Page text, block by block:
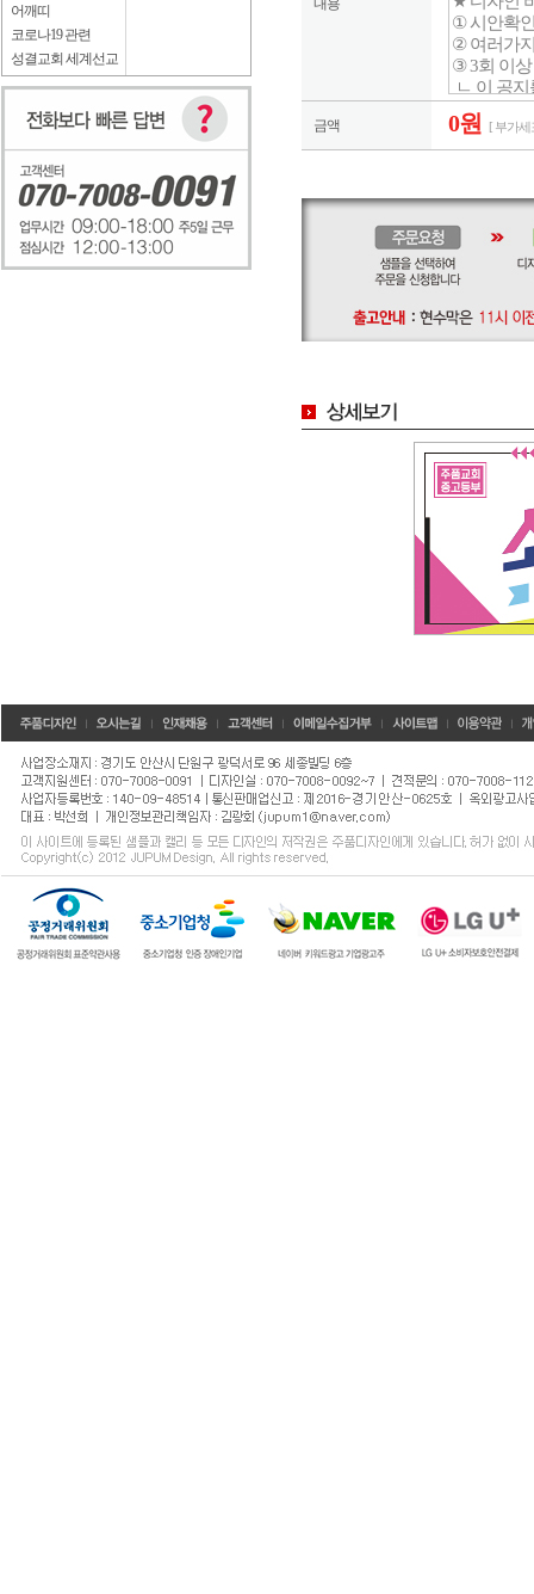
어깨띠
코로나19 관련
성결교회 세계선교
내용
금액 0원 [ 부가세